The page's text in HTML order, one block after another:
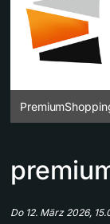
Do 12. März 2026,